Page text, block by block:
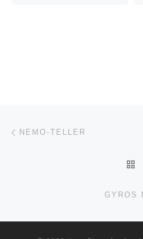
Beitragsnavigation
NEMO-TELLER
GYROS